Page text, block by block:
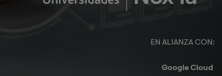
EN ALIANZA CON:​
Google Cloud ​